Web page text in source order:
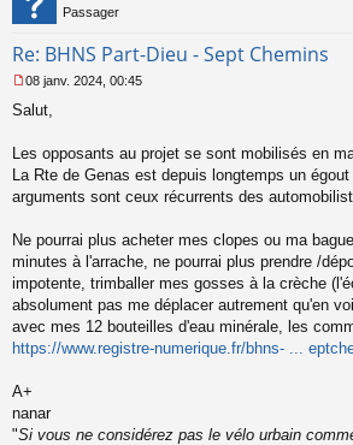
Passager
Re: BHNS Part-Dieu - Sept Chemins
e
s
g
e
o
n
u
08 janv. 2024, 00:45
Salut,
Les opposants au projet se sont mobilisés en
La Rte de Genas est depuis longtemps un
arguments sont ceux récurrents des
Ne pourrai plus acheter mes clopes ou ma
minutes à l'arrache, ne pourrai plus prendre /
impotente, trimballer mes gosses à la crèche
absolument pas me déplacer autrement qu'en
avec mes 12 bouteilles d'eau minérale, les
https://www.registre-numerique.fr/bhns- ...
A+
nanar
"Si vous ne considérez pas le vélo urbain